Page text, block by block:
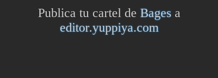
Publica tu cartel de Bagesa
editor.yuppiya.com